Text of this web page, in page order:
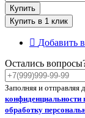
Купить
Купить в 1 клик
Добавить
Остались
Заполняя и отправляя
обработку